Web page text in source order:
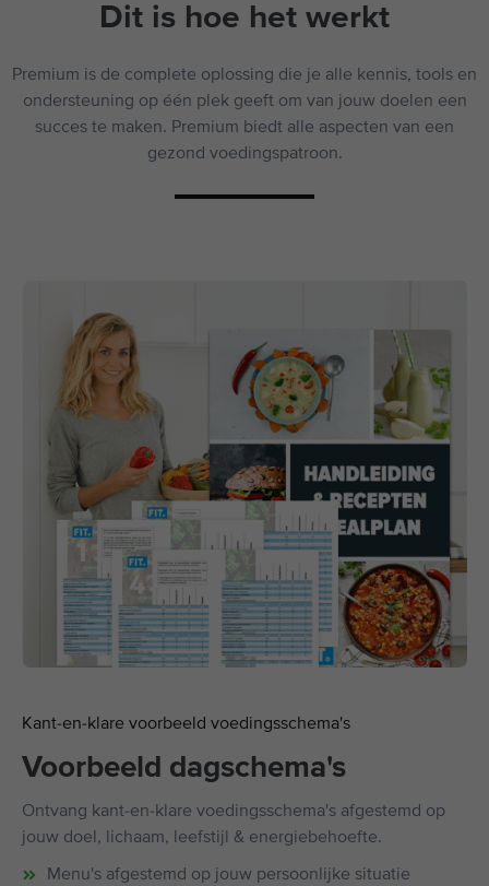
Dit is hoe het werkt
Premium is de complete oplossing die je alle kennis, tools en
ondersteuning op één plek geeft om van jouw doelen een
succes te maken. Premium biedt alle aspecten van een
gezond voedingspatroon.
Kant-en-klare voorbeeld voedingsschema's
Voorbeeld dagschema's
Ontvang kant-en-klare voedingsschema's afgestemd op
jouw doel, lichaam, leefstijl & energiebehoefte.
Menu's afgestemd op jouw persoonlijke situatie